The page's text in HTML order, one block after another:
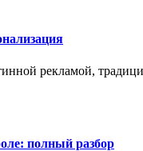
рекламой,
полный разбор